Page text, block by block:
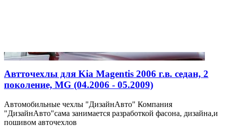
Автточехлы для Kia Magentis 2006 г.в. седан, 2
поколение, MG (04.2006 - 05.2009)
Автомобильные чехлы "ДизайнАвто" Компания
"ДизайнАвто"сама занимается разработкой фасона, дизайна,и
пошивом авточехлов